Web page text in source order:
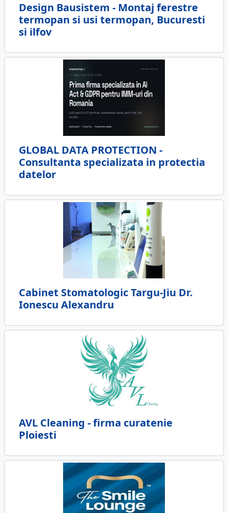
Design Bausistem - Montaj ferestre
termopan si usi termopan, Bucuresti
si ilfov
GLOBAL DATA PROTECTION -
Consultanta specializata in protectia
datelor
Cabinet Stomatologic Targu-Jiu Dr.
Ionescu Alexandru
AVL Cleaning - firma curatenie
Ploiesti